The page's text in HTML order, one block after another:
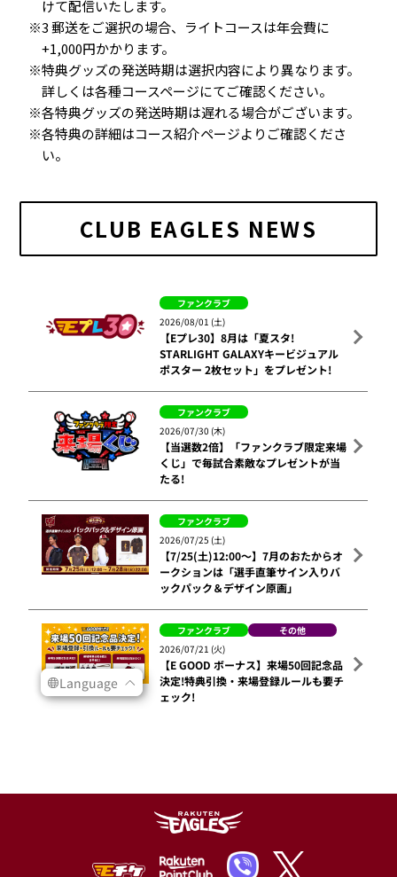
けて配信いたします。
3 郵送をご選択の場合、ライトコースは年会費に
+1,000円かかります。
特典グッズの発送時期は選択内容により異なります。
詳しくは各種コースページにてご確認ください。
各特典グッズの発送時期は遅れる場合がございます。
各特典の詳細はコース紹介ページよりご確認くださ
い。
CLUB EAGLES NEWS